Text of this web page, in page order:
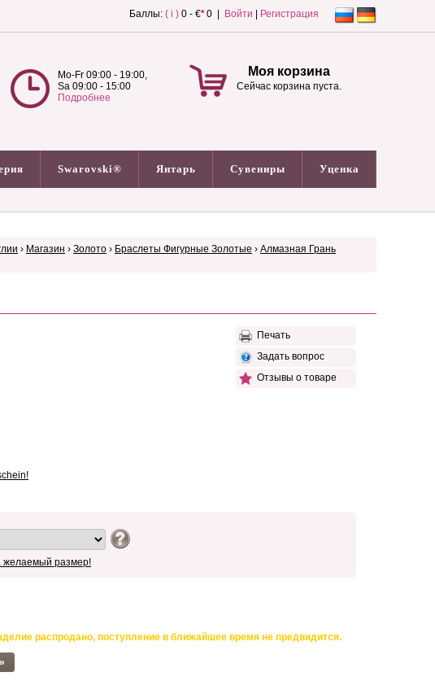
Баллы: ( i ) 0 - €*0 | Войти Регистрация
Mo-Fr 09:00 - 19:00,
Sa 09:00 - 15:00
Подробнее
Моя корзина
Сейчас корзина пуста.
Swarovski® Янтарь Сувениры Уценка
› Магазин › Золото › Браслеты Фигурные Золотые › Алмазная Грань
Печать
Задать вопрос
Отзывы о товаре
желаемый размер!
распродано, поступление в ближайшее время не предвидится.